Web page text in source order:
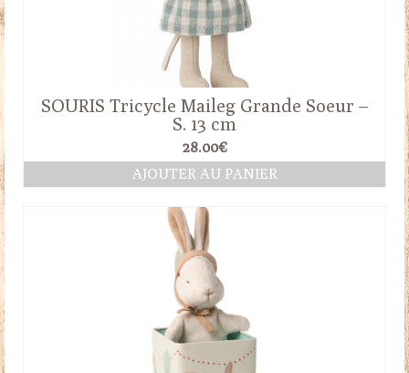
SOURIS Tricycle Maileg Grande Soeur –
S. 13 cm
28.00€
AJOUTER AU PANIER